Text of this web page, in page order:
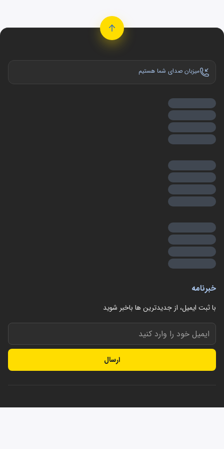
میزبان صدای شما هستیم
خبرنامه
با ثبت ایمیل، از جدید‌ترین ها با‌خبر شوید
ارسال